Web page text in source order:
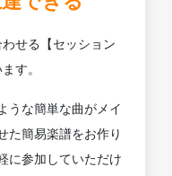
せる【セッション
す。
うな簡単な曲がメイ
た簡易楽譜をお作り
に参加していただけ